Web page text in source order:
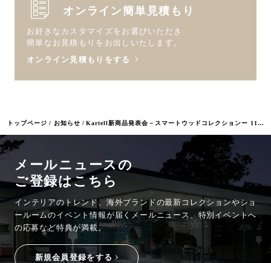
トップページ お知らせ Kartell新商品発表会－スマートウッドコレクションー 11/1 in名古屋
オンライン簡単見積もり
お好きなカスタマイズをお選びいただき
簡単なお見積もりをお出しいたします。
オンライン見積もりをする
メールニュースの
ご登録はこちら
インテリアのトレンド、海外ブランドの最新コレクションやショ
ールームのイベント情報が 届くメールニュース、特別イベントへ
の応募など特典が満載。
新規会員登録をする